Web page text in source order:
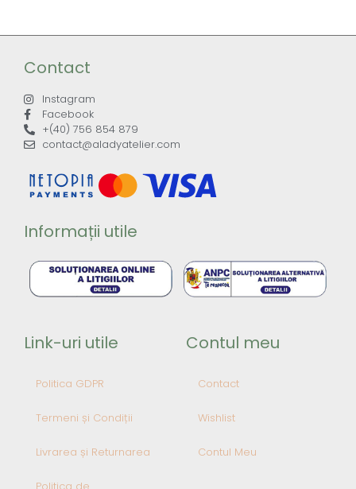
Contact
Instagram
Facebook
+(40) 756 854 879
contact@aladyatelier.com
Informații utile
Link-uri utile
Politica GDPR
Termeni și Condiții
Livrarea și Returnarea
Politica de
Contul meu
Contact
Wishlist
Contul Meu